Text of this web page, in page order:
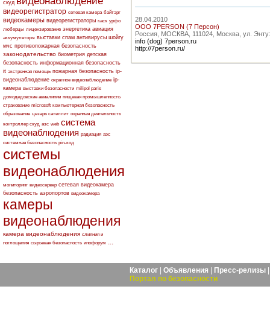
скуд
видеорегистратор сетевая камера байтэрг
видеокамеры видеорегистраторы каск урфо
люберцы лицензирование энергетика авиация
аккумуляторы выставки спам антивирусы шойгу
мчс противопожарная безопасность
законодательство биометрия детская
безопасность информационная безопасность
it экстренная помощь пожарная безопасность ip-
видеонаблюдение охранное видеонаблюдение ip-
камера выставки безопасности milipol paris
домодедовские авиалинии пищевая промышленность
страхование microsoft компьютерная безопасность
образование цезарь сателлит охранная деятельность
контроллер скуд азс web система
видеонаблюдения радиация аэс
системная безопасность pin-код
системы
видеонаблюдения
мониторинг видеосервер сетевая видеокамера
безопасность аэропортов видеокамера
камеры
видеонаблюдения
камера видеонаблюдения слияния и
поглощения сырьевая безопасность инофорум ...
28.04.2010
ООО 7PERSON (7 Персон)
Россия, МОСКВА, 111024, Москва, ул.
info (dog) 7person.ru
http://7person.ru/
Каталог Объявления Пресс-релизы
Портал по безопасности